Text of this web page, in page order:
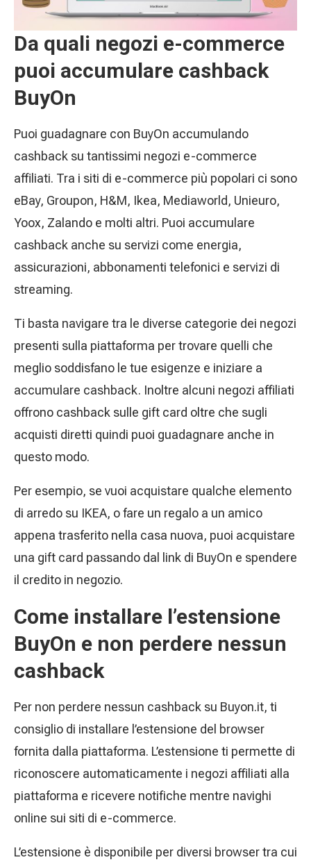
Da quali negozi e-commerce
puoi accumulare cashback
BuyOn
Puoi guadagnare con BuyOn accumulando
cashback su tantissimi negozi e-commerce
affiliati. Tra i siti di e-commerce più popolari ci sono
eBay, Groupon, H&M, Ikea, Mediaworld, Unieuro,
Yoox, Zalando e molti altri. Puoi accumulare
cashback anche su servizi come energia,
assicurazioni, abbonamenti telefonici e servizi di
streaming.
Ti basta navigare tra le diverse categorie dei negozi
presenti sulla piattaforma per trovare quelli che
meglio soddisfano le tue esigenze e iniziare a
accumulare cashback. Inoltre alcuni negozi affiliati
offrono cashback sulle gift card oltre che sugli
acquisti diretti quindi puoi guadagnare anche in
questo modo.
Per esempio, se vuoi acquistare qualche elemento
di arredo su IKEA, o fare un regalo a un amico
appena trasferito nella casa nuova, puoi acquistare
una gift card passando dal link di BuyOn e spendere
il credito in negozio.
Come installare l’estensione
BuyOn e non perdere nessun
cashback
Per non perdere nessun cashback su Buyon.it, ti
consiglio di installare l’estensione del browser
fornita dalla piattaforma. L’estensione ti permette di
riconoscere automaticamente i negozi affiliati alla
piattaforma e ricevere notifiche mentre navighi
online sui siti di e-commerce.
L’estensione è disponibile per diversi browser tra cui